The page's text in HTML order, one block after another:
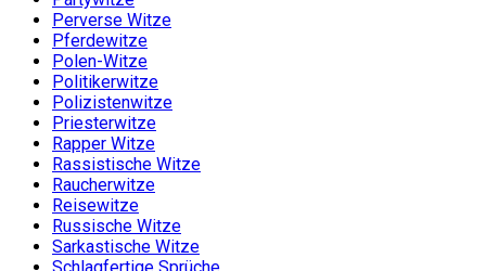
Perverse Witze
Pferdewitze
Polen-Witze
Politikerwitze
Polizistenwitze
Priesterwitze
Rapper Witze
Rassistische Witze
Raucherwitze
Reisewitze
Russische Witze
Sarkastische Witze